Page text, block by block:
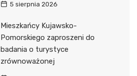
5 sierpnia 2026
Mieszkańcy Kujawsko-
Pomorskiego zaproszeni do
badania o turystyce
zrównoważonej